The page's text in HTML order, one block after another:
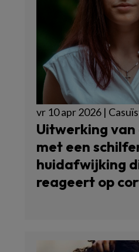
vr 10 apr 2026 |
Uitwerking van
met een
huidafwijking
reageert op